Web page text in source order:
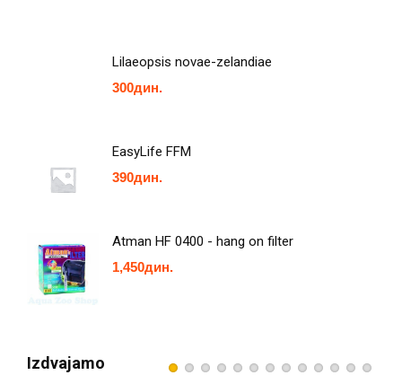
Lilaeopsis novae-zelandiae
300дин.
EasyLife FFM
390дин.
Atman HF 0400 - hang on filter
1,450дин.
Izdvajamo